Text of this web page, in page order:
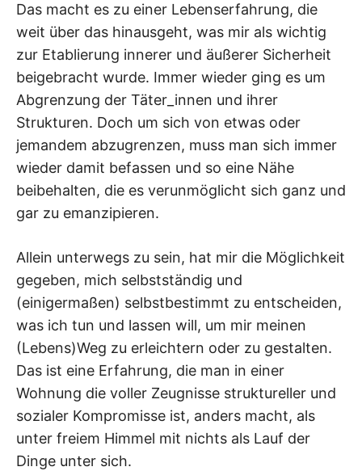
Das macht es zu einer Lebenserfahrung, die
weit über das hinausgeht, was mir als wichtig
zur Etablierung innerer und äußerer Sicherheit
beigebracht wurde. Immer wieder ging es um
Abgrenzung der Täter_innen und ihrer
Strukturen. Doch um sich von etwas oder
jemandem abzugrenzen, muss man sich immer
wieder damit befassen und so eine Nähe
beibehalten, die es verunmöglicht sich ganz und
gar zu emanzipieren.
Allein unterwegs zu sein, hat mir die Möglichkeit
gegeben, mich selbstständig und
(einigermaßen) selbstbestimmt zu entscheiden,
was ich tun und lassen will, um mir meinen
(Lebens)Weg zu erleichtern oder zu gestalten.
Das ist eine Erfahrung, die man in einer
Wohnung die voller Zeugnisse struktureller und
sozialer Kompromisse ist, anders macht, als
unter freiem Himmel mit nichts als Lauf der
Dinge unter sich.